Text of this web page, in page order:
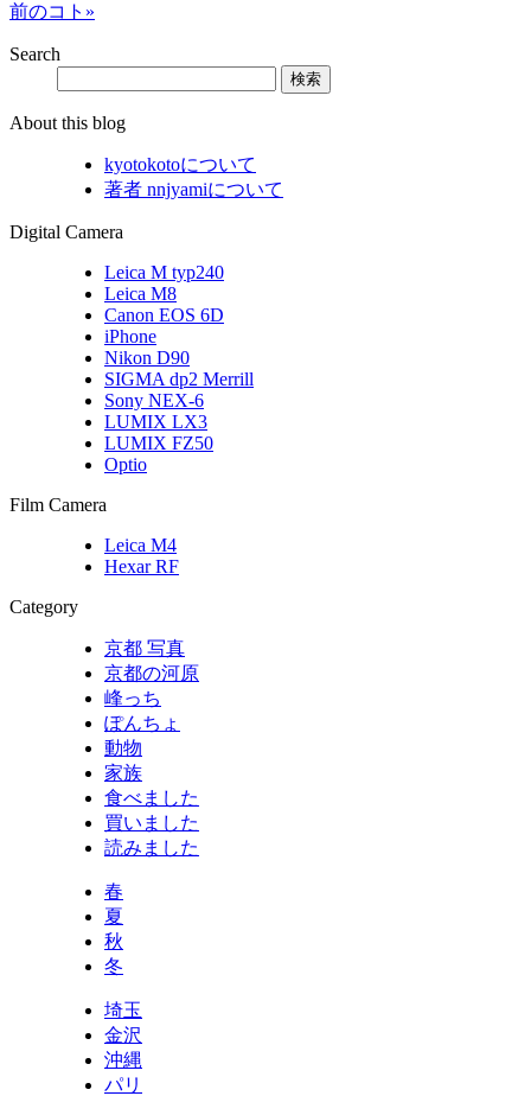
前のコト»
Search
About this blog
kyotokotoについて
著者 nnjyamiについて
Digital Camera
Leica M typ240
Leica M8
Canon EOS 6D
iPhone
Nikon D90
SIGMA dp2 Merrill
Sony NEX-6
LUMIX LX3
LUMIX FZ50
Optio
Film Camera
Leica M4
Hexar RF
Category
京都 写真
京都の河原
峰っち
ぽんちょ
動物
家族
食べました
買いました
読みました
春
夏
秋
冬
埼玉
金沢
沖縄
パリ